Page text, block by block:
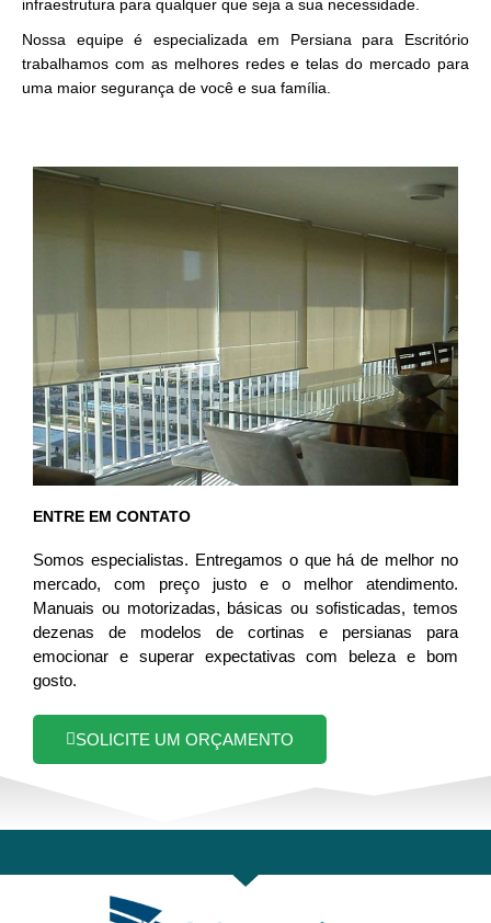
infraestrutura para qualquer que seja a sua necessidade.
Nossa equipe é especializada em Persiana para Escritório
trabalhamos com as melhores redes e telas do mercado para
uma maior segurança de você e sua família.
ENTRE EM CONTATO
Somos especialistas. Entregamos o que há de melhor no
mercado, com preço justo e o melhor atendimento.
Manuais ou motorizadas, básicas ou sofisticadas, temos
dezenas de modelos de cortinas e persianas para
emocionar e superar expectativas com beleza e bom
gosto.
SOLICITE UM ORÇAMENTO